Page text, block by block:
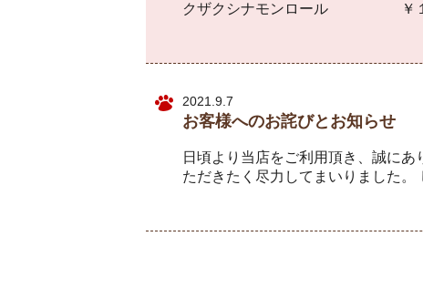
クザクシナモンロール ￥１８
2021.9.7
お客様へのお詫びとお知らせ
日頃より当店をご利用頂き、誠に
ただきたく尽力してまいりました